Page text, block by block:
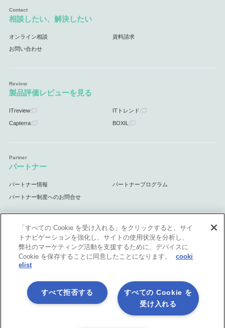
相談したい、解決したい
オンライン相談 資料請求
お問い合わせ
製品評価レビューを見る
ITreview ITトレンド
Capterra BOXIL
パートナー
パートナー情報 パートナープログラム
パートナー制度へのお問合せ
サポート
サポート情報
各社商標について
会社情報
「すべての Cookie を受け入れる」をクリックすると、サイ
トナビゲーションを強化し、サイトの使用状況を分析し、
弊社のマーケティング活動を支援するために、デバイスに
Cookie を保存することに同意したことになります。
cooki
elist
すべての Cookie を
受け入れる
すべて拒否する